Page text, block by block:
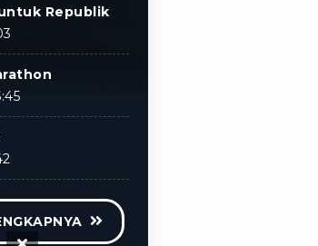
Republik